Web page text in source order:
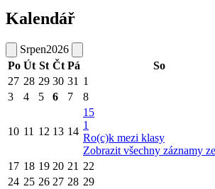
Kalendář
Srpen2026
Po Út St Čt Pá So
27 28 29 30 31 1
3
4 5 6 7 8
10 11 12 13 14
15
1
Ro(c)k mezi klasy
Zobrazit všechny záznamy
17 18 19 20 21 22
24 25 26 27 28 29